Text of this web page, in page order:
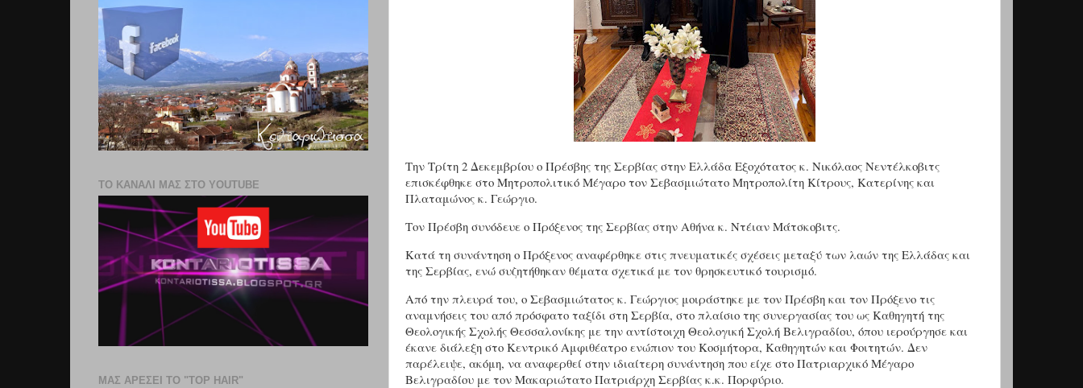
Την Τρίτη 2 Δεκεμβρίου ο Πρέσβης της Σερβίας στην Ελλάδα Εξοχότατος κ. Νικόλαος Νεντέλκοβιτς
επισκέφθηκε στο Μητροπολιτικό Μέγαρο τον Σεβασμιώτατο Μητροπολίτη Κίτρους, Κατερίνης και
Πλαταμώνος κ. Γεώργιο.
Τον Πρέσβη συνόδευε ο Πρόξενος της Σερβίας στην Αθήνα κ. Ντέιαν Μάτσκοβιτς.
Κατά τη συνάντηση ο Πρόξενος αναφέρθηκε στις πνευματικές σχέσεις μεταξύ των λαών της Ελλάδας και
της Σερβίας, ενώ συζητήθηκαν θέματα σχετικά με τον θρησκευτικό τουρισμό.
Από την πλευρά του, ο Σεβασμιώτατος κ. Γεώργιος μοιράστηκε με τον Πρέσβη και τον Πρόξενο τις
αναμνήσεις του από πρόσφατο ταξίδι στη Σερβία, στο πλαίσιο της συνεργασίας του ως Καθηγητή της
Θεολογικής Σχολής Θεσσαλονίκης με την αντίστοιχη Θεολογική Σχολή Βελιγραδίου, όπου ιερούργησε και
έκανε διάλεξη στο Κεντρικό Αμφιθέατρο ενώπιον του Κοσμήτορα, Καθηγητών και Φοιτητών. Δεν
παρέλειψε, ακόμη, να αναφερθεί στην ιδιαίτερη συνάντηση που είχε στο Πατριαρχικό Μέγαρο
Βελιγραδίου με τον Μακαριώτατο Πατριάρχη Σερβίας κ.κ. Πορφύριο.
ΤΟ ΚΑΝΑΛΙ ΜΑΣ ΣΤΟ YOUTUBE
ΜΑΣ ΑΡΕΣΕΙ ΤΟ "TOP HAIR"